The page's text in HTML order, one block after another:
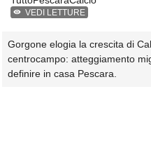
VEDI LETTURE
Gorgone elogia la crescita di
centrocampo: atteggiamento
definire in casa Pescara.